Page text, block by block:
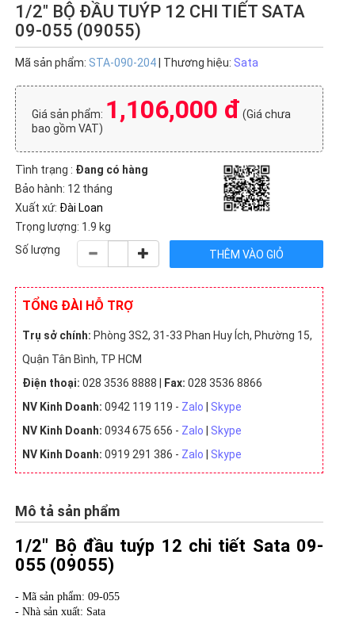
1/2" BỘ ĐẦU TUÝP 12 CHI TIẾT SATA
09-055 (09055)
Mã sản phẩm: STA-090-204| Thương hiệu: Sata
Giá sản phẩm: 1,106,000 đ (Giá chưa
bao gồm VAT)
Tình trạng : Đang có hàng
Bảo hành: 12 tháng
Xuất xứ: Đài Loan
Trọng lượng: 1.9 kg
Số lượng
TỔNG ĐÀI HỖ TRỢ
Trụ sở chính: Phòng 3S2, 31-33 Phan Huy Ích, Phường 15,
Quận Tân Bình, TP HCM
Điện thoại: 028 3536 8888 | Fax: 028 3536 8866
NV Kinh Doanh: 0942 119 119 - Zalo
Skype
NV Kinh Doanh: 0934 675 656 - Zalo
Skype
NV Kinh Doanh: 0919 291 386 - Zalo Skype
Mô tả sản phẩm
1/2" Bộ đầu tuýp 12 chi tiết Sata 09-
055 (09055)
- Mã sản phẩm: 09-055
- Nhà sản xuất: Sata